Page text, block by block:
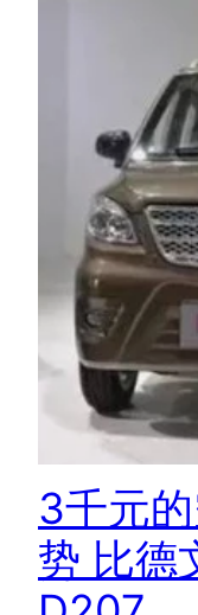
3千元
势 比德